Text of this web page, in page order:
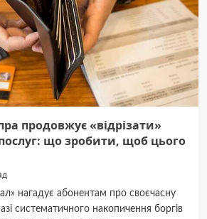
продовжує «відрізати»
що зробити, щоб цього
нагадує абонентам про своєчасну
систематичного накопичення боргів